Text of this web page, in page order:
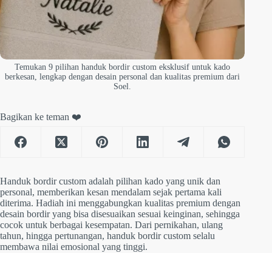
Temukan 9 pilihan handuk bordir custom eksklusif untuk kado
berkesan, lengkap dengan desain personal dan kualitas premium dari
Soel.
Bagikan ke teman ❤️
Handuk bordir custom adalah pilihan kado yang unik dan
personal, memberikan kesan mendalam sejak pertama kali
diterima. Hadiah ini menggabungkan kualitas premium dengan
desain bordir yang bisa disesuaikan sesuai keinginan, sehingga
cocok untuk berbagai kesempatan. Dari pernikahan, ulang
tahun, hingga pertunangan, handuk bordir custom selalu
membawa nilai emosional yang tinggi.